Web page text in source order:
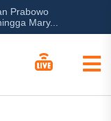
Prabowo
Mary...